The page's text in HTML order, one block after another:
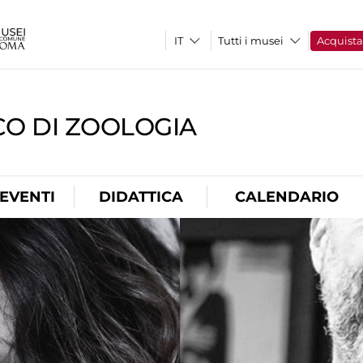
Tutti i musei Acquista
DI ZOOLOGIA
DIDATTICA CALENDARIO